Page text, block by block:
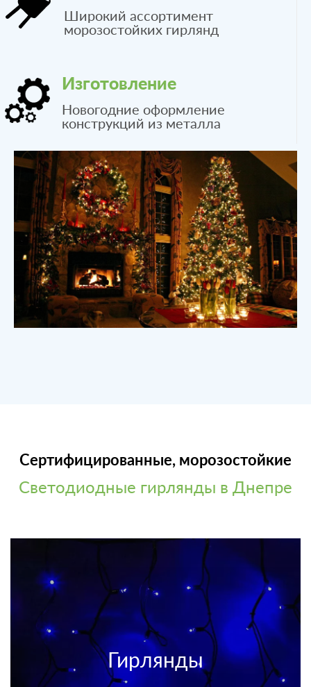
Широкий ассортимент
морозостойких гирлянд
Изготовление
Новогодние оформление
конструкций из металла
Сертифицированные, морозостойкие
Светодиодные гирлянды в Днепре
Гирлянды